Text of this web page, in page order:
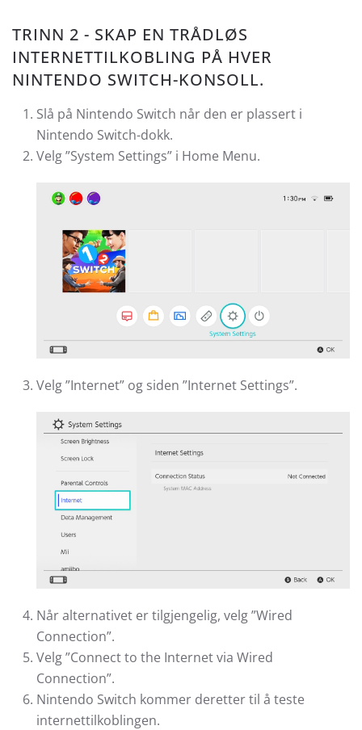
TRINN 2 - SKAP EN TRÅDLØS
INTERNETTILKOBLING PÅ HVER
NINTENDO SWITCH-KONSOLL.
Slå på Nintendo Switch når den er plassert i
Nintendo Switch-dokk.
Velg ”System Settings” i Home Menu.
Velg ”Internet” og siden ”Internet Settings”.
Når alternativet er tilgjengelig, velg ”Wired
Connection”.
Velg ”Connect to the Internet via Wired
Connection”.
Nintendo Switch kommer deretter til å teste
internettilkoblingen.